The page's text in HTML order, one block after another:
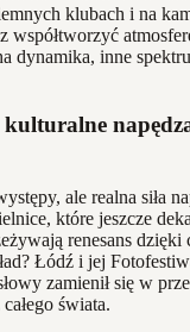
klubach i na
współtworzyć
dynamika, inne
ale realna siła
które jeszcze
renesans
Łódź i jej
zamienił się w
świata.